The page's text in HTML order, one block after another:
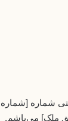
شماره [شماره
ملک] می‌باشم.